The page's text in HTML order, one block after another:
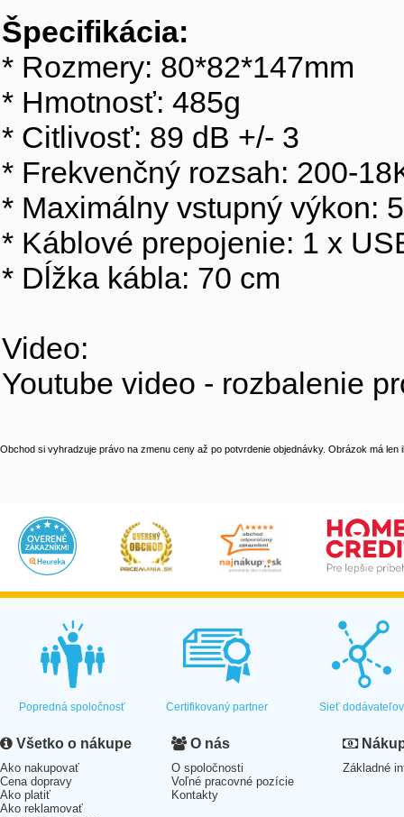
Špecifikácia:
* Rozmery: 80*82*147mm
* Hmotnosť: 485g
* Citlivosť: 89 dB +/- 3
* Frekvenčný rozsah: 200-
* Maximálny vstupný výkon:
* Káblové prepojenie: 1 x
* Dĺžka kábla: 70 cm
Video:
Youtube video - rozbalenie
Obchod si vyhradzuje právo na zmenu ceny až po potvrdenie objednávky. Obrázok má len
Popredná spoločnosť Certifikovaný partner Sieť dodávateľov
Všetko o nákupe
Ako nakupovať
Cena dopravy
Ako platiť
Ako reklamovať
O nás
O spoločnosti
Voľné pracovné pozície
Kontakty
Základné